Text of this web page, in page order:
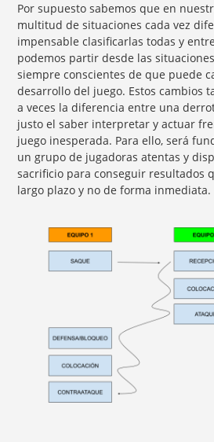
Por supuesto sabemos que en
multitud de situaciones cada vez
impensable clasificarlas todas y
podemos partir desde las
siempre conscientes de que puede
desarrollo del juego. Estos cambios
a veces la diferencia entre una
justo el saber interpretar y actuar
juego inesperada. Para ello, será
un grupo de jugadoras atentas y
sacrificio para conseguir resultados
largo plazo y no de forma inmediata.